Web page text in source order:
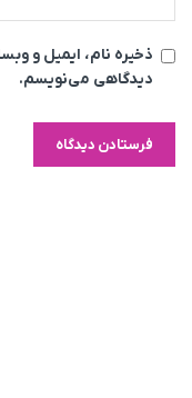
ذخیره نام، ایمیل و
دیدگاهی می‌نویسم.